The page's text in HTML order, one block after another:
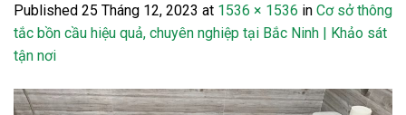
Published 25 Tháng 12, 2023 at 1536 × 1536 in Cơ sở thông
tắc bồn cầu hiệu quả, chuyên nghiệp tại Bắc Ninh | Khảo sát
tận nơi